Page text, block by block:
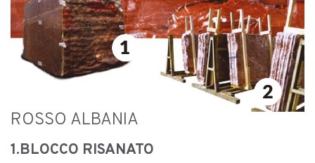
ROSSO ALBANIA
1.BLOCCO RISANATO